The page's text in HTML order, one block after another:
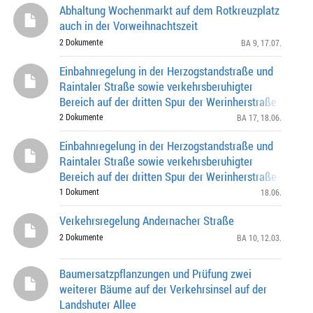
Abhaltung Wochenmarkt auf dem Rotkreuzplatz
auch in der Vorweihnachtszeit
2 Dokumente BA 9 , 17.07.
Einbahnregelung in der Herzogstandstraße und
Raintaler Straße sowie verkehrsberuhigter
Bereich auf der dritten Spur der Werinherstraße
2 Dokumente BA 17 , 18.06.
Einbahnregelung in der Herzogstandstraße und
Raintaler Straße sowie verkehrsberuhigter
Bereich auf der dritten Spur der Werinherstraße
1 Dokument 18.06.
Verkehrsregelung Andernacher Straße
2 Dokumente BA 10 , 12.03.
Baumersatzpflanzungen und Prüfung zwei
weiterer Bäume auf der Verkehrsinsel auf der
Landshuter Allee